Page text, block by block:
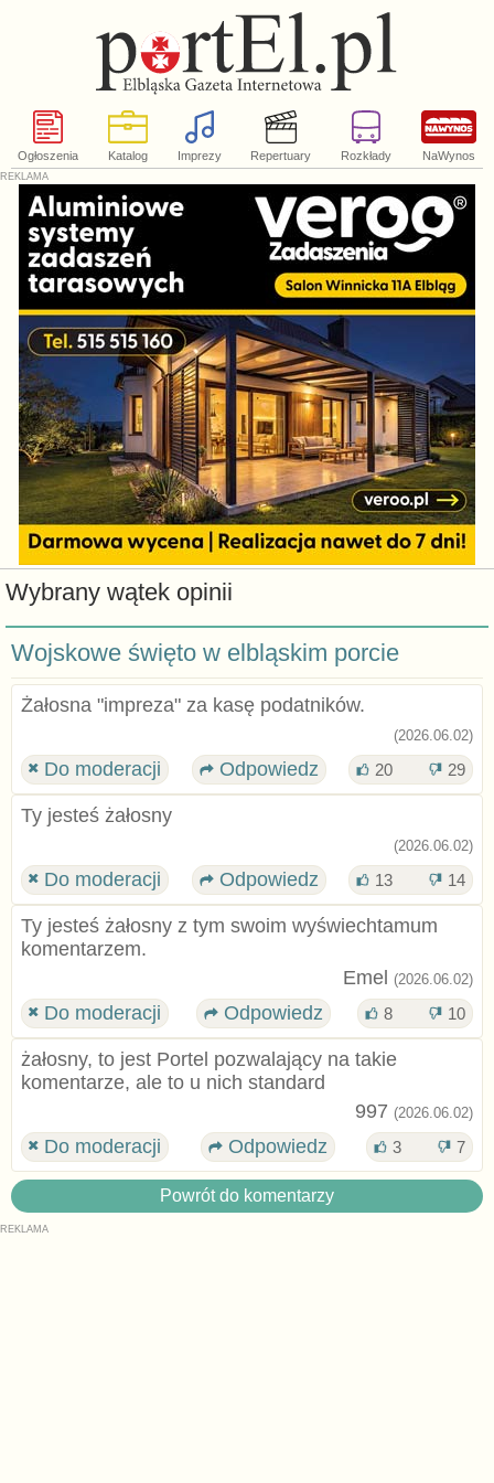
Ogłoszenia Katalog Imprezy Repertuary Rozkłady NaWynos
Wybrany wątek opinii
Wojskowe święto w elbląskim porcie
Żałosna "impreza" za kasę podatników.
(2026.06.02)
Do moderacji Odpowiedz 20 29
Ty jesteś żałosny
(2026.06.02)
Do moderacji Odpowiedz 13 14
Ty jesteś żałosny z tym swoim wyświechtamum
komentarzem.
Emel
(2026.06.02)
Do moderacji Odpowiedz 8 10
żałosny, to jest Portel pozwalający na takie
komentarze, ale to u nich standard
997 (2026.06.02)
Do moderacji Odpowiedz 3 7
Powrót do komentarzy